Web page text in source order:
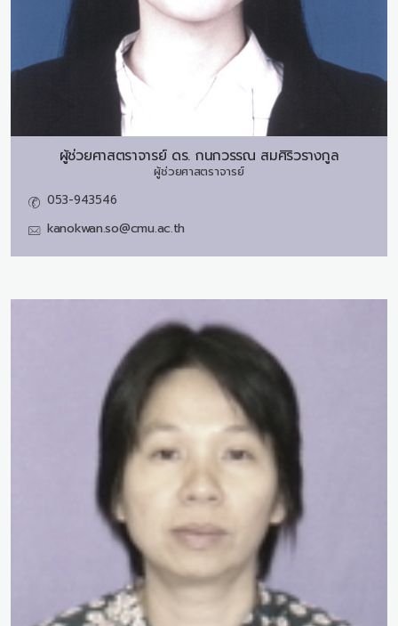
ผู้ช่วยศาสตราจารย์ ดร. กนกวรรณ สมศิริวรางกูล
ผู้ช่วยศาสตราจารย์
053-943546
kanokwan.so@cmu.ac.th